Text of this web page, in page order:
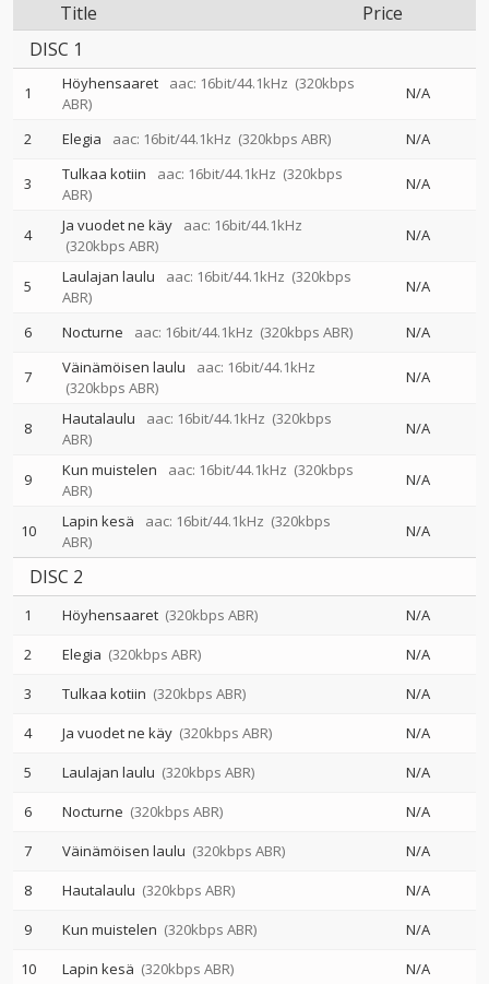
Title
Price
DISC 1
1 Höyhensaaret aac: 16bit/44.1kHz (320kbps
ABR)
N/A
2 Elegia aac: 16bit/44.1kHz (320kbps ABR) N/A
3 Tulkaa kotiin aac: 16bit/44.1kHz (320kbps
ABR)
N/A
4 Ja vuodet ne käy
aac: 16bit/44.1kHz
(320kbps ABR)
N/A
5 Laulajan laulu aac: 16bit/44.1kHz (320kbps
ABR)
N/A
6 Nocturne aac: 16bit/44.1kHz (320kbps ABR) N/A
7 Väinämöisen laulu
aac: 16bit/44.1kHz
(320kbps ABR)
N/A
8 Hautalaulu aac: 16bit/44.1kHz (320kbps
ABR)
N/A
9 Kun muistelen aac: 16bit/44.1kHz (320kbps
ABR)
N/A
10 Lapin kesä aac: 16bit/44.1kHz (320kbps
ABR)
N/A
DISC 2
1 Höyhensaaret (320kbps ABR)
N/A
2
Elegia (320kbps ABR)
N/A
3
Tulkaa kotiin (320kbps ABR)
N/A
4
Ja vuodet ne käy (320kbps ABR)
N/A
5
Laulajan laulu (320kbps ABR)
N/A
6
Nocturne (320kbps ABR)
N/A
7
Väinämöisen laulu (320kbps ABR)
N/A
8
Hautalaulu (320kbps ABR)
N/A
9
Kun muistelen (320kbps ABR)
N/A
10
Lapin kesä (320kbps ABR) N/A